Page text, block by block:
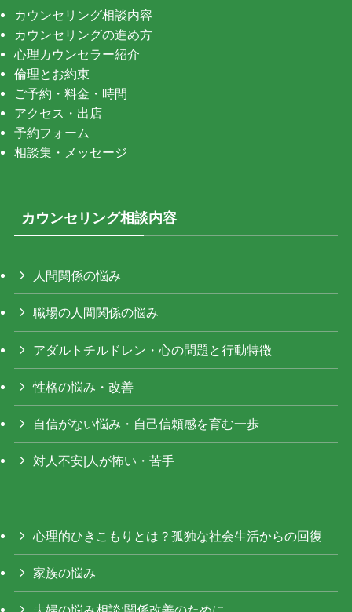
カウンセリング相談内容
カウンセリングの進め方
心理カウンセラー紹介
倫理とお約束
ご予約・料金・時間
アクセス・出店
予約フォーム
相談集・メッセージ
カウンセリング相談内容
人間関係の悩み
職場の人間関係の悩み
アダルトチルドレン・心の問題と行動特徴
性格の悩み・改善
自信がない悩み・自己信頼感を育む一歩
対人不安|人が怖い・苦手
心理的ひきこもりとは？孤独な社会生活からの回復
家族の悩み